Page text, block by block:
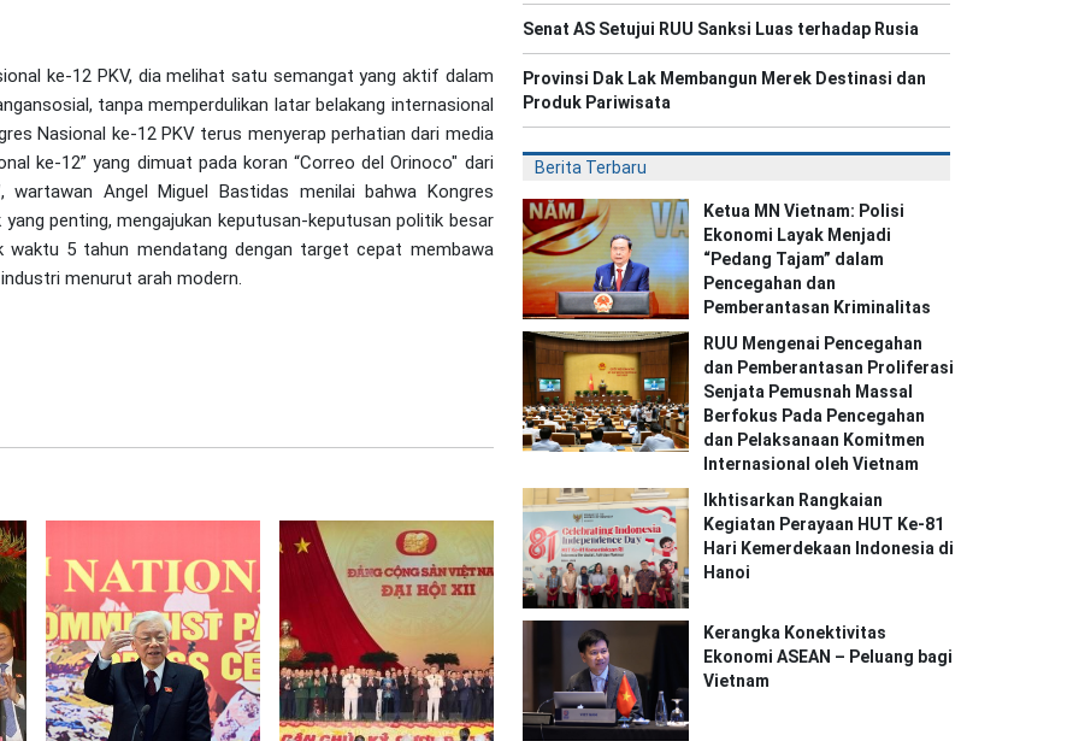
ke-12 PKV, dia melihat satu semangat yang aktif dalam
tanpa memperdulikan latar belakang internasional
Nasional ke-12 PKV terus menyerap perhatian dari media
ke-12” yang dimuat pada koran “Correo del Orinoco" dari
wartawan Angel Miguel Bastidas menilai bahwa Kongres
penting, mengajukan keputusan-keputusan politik besar
waktu 5 tahun mendatang dengan target cepat membawa
menurut arah modern.
Senat AS Setujui RUU Sanksi Luas terhadap Rusia
Provinsi Dak Lak Membangun Merek Destinasi dan
Produk Pariwisata
Berita Terbaru
Ketua MN Vietnam: Polisi
Ekonomi Layak Menjadi
“Pedang Tajam” dalam
Pencegahan dan
Pemberantasan Kriminalitas
RUU Mengenai Pencegahan
dan Pemberantasan Proliferasi
Senjata Pemusnah Massal
Berfokus Pada Pencegahan
dan Pelaksanaan Komitmen
Internasional oleh Vietnam
Ikhtisarkan Rangkaian
Kegiatan Perayaan HUT Ke-81
Hari Kemerdekaan Indonesia di
Hanoi
Kerangka Konektivitas
Ekonomi ASEAN – Peluang bagi
Vietnam